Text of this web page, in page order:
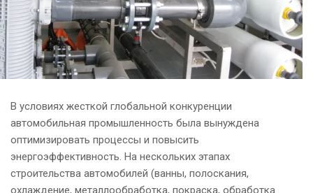
В условиях жесткой глобальной конкуренции
автомобильная промышленность была вынуждена
оптимизировать процессы и повысить
энергоэффективность. На нескольких этапах
строительства автомобилей (ванны, полоскания,
охлаждение, металлообработка, покраска, обработка